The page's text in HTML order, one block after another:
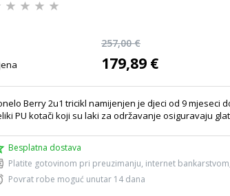
257,00 €
179,89 €
Berry 2u1 tricikl namijenjen je djeci od 9 mjeseci
PU kotači koji su laki za održavanje osiguravaju
Besplatna dostava
Platite gotovinom pri preuzimanju, internet
Povrat robe moguć unutar 14 dana